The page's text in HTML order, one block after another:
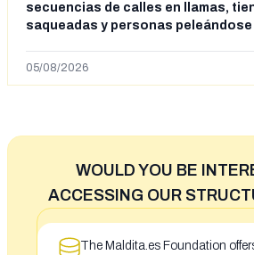
secuencias de calles en llamas,
saqueadas y personas
situación irregular a Ceuta
05/08/2026
WOULD YOU BE
ACCESSING OUR
The Maldita.es Foundation